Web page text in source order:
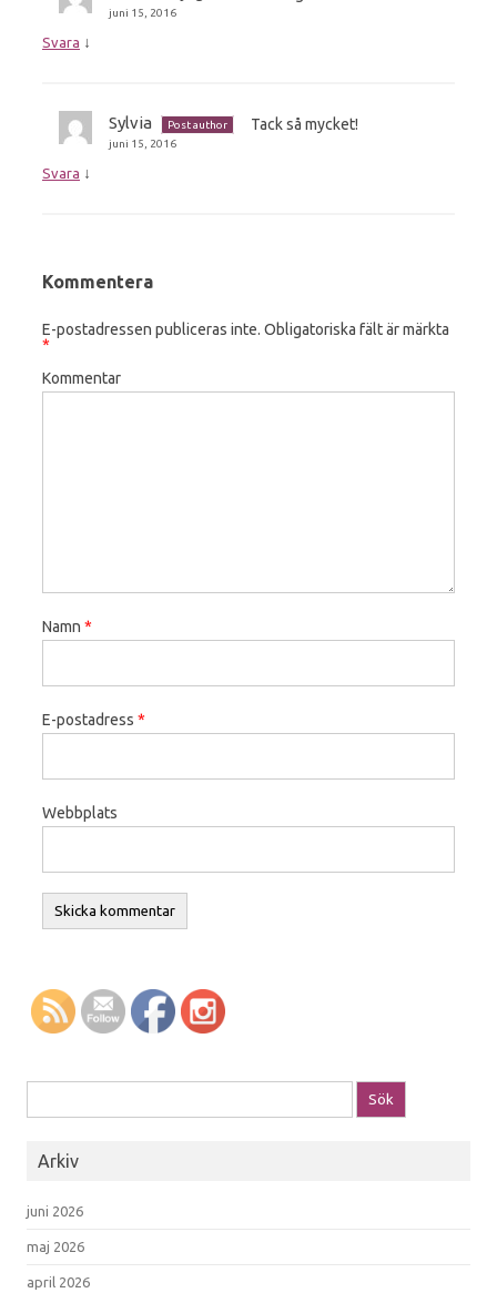
juni 15, 2016
Svara ↓
Sylvia
Post author
juni 15, 2016
Tack så mycket!
Svara ↓
Kommentera
E-postadressen publiceras inte. Obligatoriska fält är märkta
*
Kommentar
Namn *
E-postadress *
Webbplats
Arkiv
juni 2026
maj 2026
april 2026